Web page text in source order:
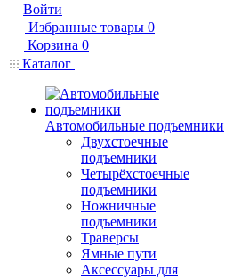
Войти
Избранные товары 0
Корзина 0
Каталог
Автомобильные подъемники
Двухстоечные
подъемники
Четырёхстоечные
подъемники
Ножничные
подъемники
Траверсы
Ямные пути
Аксессуары для